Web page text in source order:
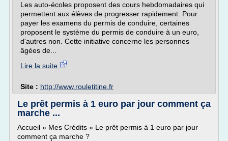
Les auto-écoles proposent des cours hebdomadaires qui
permettent aux élèves de progresser rapidement. Pour
payer les examens du permis de conduire, certaines
proposent le système du permis de conduire à un euro,
d'autres non. Cette initiative concerne les personnes
âgées de...
Lire la suite
Site : http://www.rouletitine.fr
Le prêt permis à 1 euro par jour comment ça
marche ...
Accueil » Mes Crédits » Le prêt permis à 1 euro par jour
comment ça marche ?